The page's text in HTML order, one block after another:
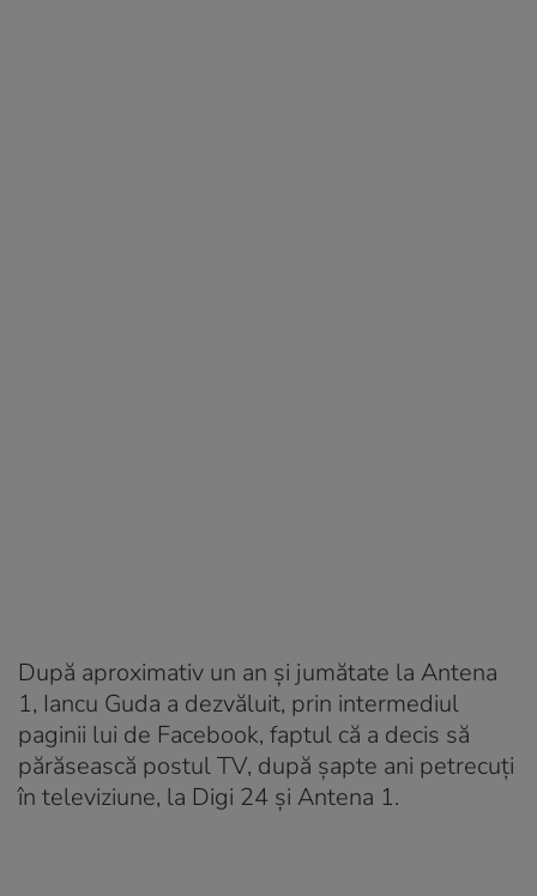
După aproximativ un an și jumătate la Antena
1, Iancu Guda a dezvăluit, prin intermediul
paginii lui de Facebook, faptul că a decis să
părăsească postul TV, după șapte ani petrecuți
în televiziune, la Digi 24 și Antena 1.